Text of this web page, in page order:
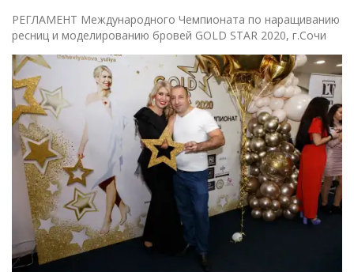
РЕГЛАМЕНТ Международного Чемпионата по наращиванию
ресниц и моделированию бровей GOLD STAR 2020, г.Сочи